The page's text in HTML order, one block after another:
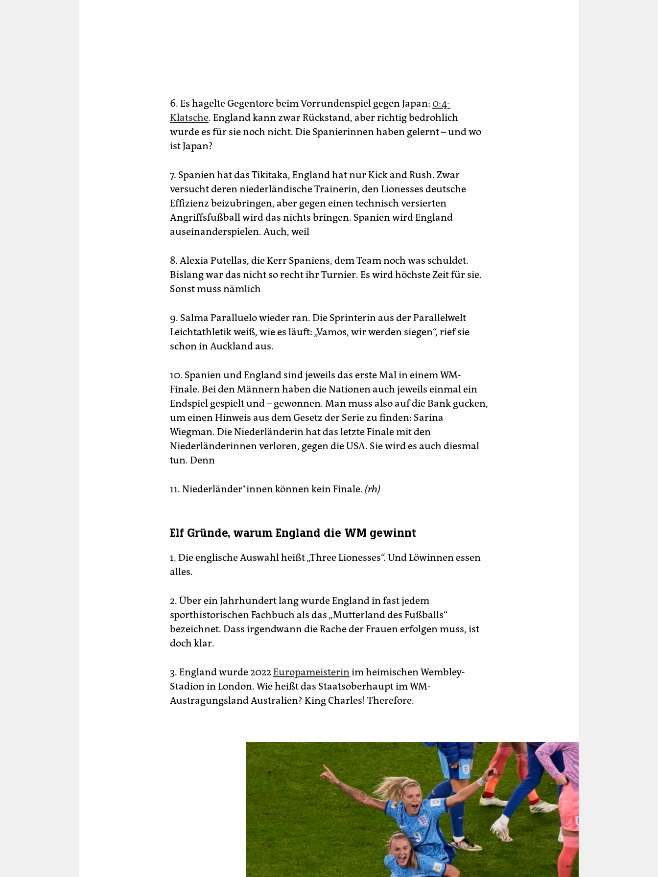
6. Es hagelte Gegentore beim Vorrundenspiel gegen Japan: 0:4-
Klatsche. England kann zwar Rückstand, aber richtig bedrohlich
wurde es für sie noch nicht. Die Spanierinnen haben gelernt – und wo
ist Japan?
7. Spanien hat das Tikitaka, England hat nur Kick and Rush. Zwar
versucht deren niederländische Trainerin, den Lionesses deutsche
Effizienz beizubringen, aber gegen einen technisch versierten
Angriffsfußball wird das nichts bringen. Spanien wird England
auseinanderspielen. Auch, weil
8. Alexia Putellas, die Kerr Spaniens, dem Team noch was schuldet.
Bislang war das nicht so recht ihr Turnier. Es wird höchste Zeit für sie.
Sonst muss nämlich
9. Salma Paralluelo wieder ran. Die Sprinterin aus der Parallelwelt
Leichtathletik weiß, wie es läuft: „Vamos, wir werden siegen“, rief sie
schon in Auckland aus.
10. Spanien und England sind jeweils das erste Mal in einem WM-
Finale. Bei den Männern haben die Nationen auch jeweils einmal ein
Endspiel gespielt und – gewonnen. Man muss also auf die Bank gucken,
um einen Hinweis aus dem Gesetz der Serie zu finden: Sarina
Wiegman. Die Niederländerin hat das letzte Finale mit den
Niederländerinnen verloren, gegen die USA. Sie wird es auch diesmal
tun. Denn
11. Nie­der­län­de­r*in­nen können kein Finale. (rh)
Elf Gründe, warum England die WM gewinnt
1. Die englische Auswahl heißt „Three Lionesses“. Und Löwinnen essen
alles.
2. Über ein Jahrhundert lang wurde England in fast jedem
sporthistorischen Fachbuch als das „Mutterland des Fußballs“
bezeichnet. Dass irgendwann die Rache der Frauen erfolgen muss, ist
doch klar.
3. England wurde 2022 Europameisterinim heimischen Wembley-
Stadion in London. Wie heißt das Staatsoberhaupt im WM-
Austragungsland Australien? King Charles! Therefore.